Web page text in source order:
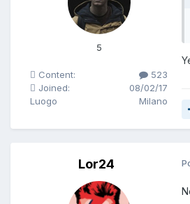
5
Content:
523
Joined:
08/02/17
Luogo
Milano
Lor24